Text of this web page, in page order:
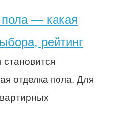
— какая
рейтинг
становится
отделка пола. Для